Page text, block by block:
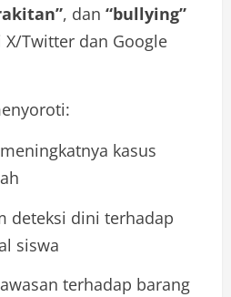
, dan “bullying”
Twitter dan Google
kasus
deteksi dini terhadap
siswa
terhadap barang